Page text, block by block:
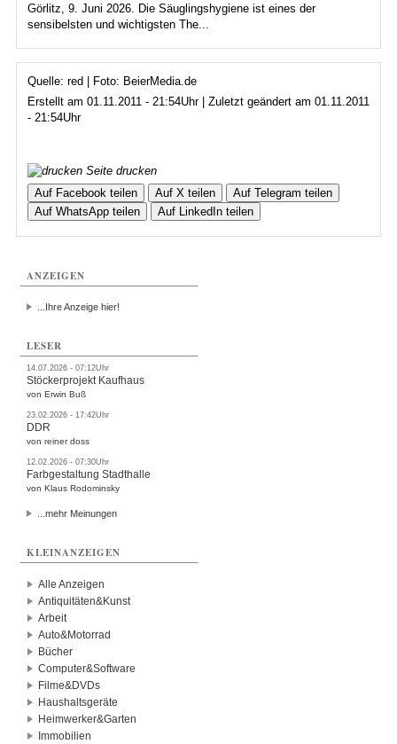
Görlitz, 9. Juni 2026. Die Säuglingshygiene ist eines der
sensibelsten und wichtigsten The...
Quelle: red | Foto: BeierMedia.de
Erstellt am 01.11.2011 - 21:54Uhr | Zuletzt geändert am 01.11.2011
- 21:54Uhr
Seite drucken
Auf Facebook teilen
Auf X teilen
Auf Telegram teilen
Auf WhatsApp teilen
Auf LinkedIn teilen
ANZEIGEN
...Ihre Anzeige hier!
LESER
14.07.2026 - 07:12Uhr
Stöckerprojekt Kaufhaus
von Erwin Buß
23.02.2026 - 17:42Uhr
DDR
von reiner doss
12.02.2026 - 07:30Uhr
Farbgestaltung Stadthalle
von Klaus Rodominsky
...mehr Meinungen
KLEINANZEIGEN
Alle Anzeigen
Antiquitäten&Kunst
Arbeit
Auto&Motorrad
Bücher
Computer&Software
Filme&DVDs
Haushaltsgeräte
Heimwerker&Garten
Immobilien